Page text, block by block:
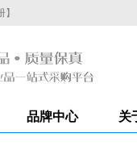
】
品牌中心 关